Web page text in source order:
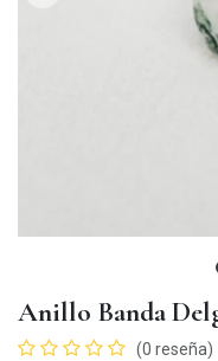
Anillo Banda
(0 reseña)